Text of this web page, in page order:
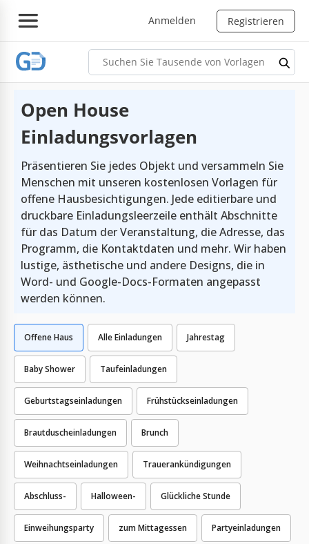
Anmelden Registrieren
Open House
Einladungsvorlagen
Präsentieren Sie jedes Objekt und versammeln Sie
Menschen mit unseren kostenlosen Vorlagen für
offene Hausbesichtigungen. Jede editierbare und
druckbare Einladungsleerzeile enthält Abschnitte
für das Datum der Veranstaltung, die Adresse, das
Programm, die Kontaktdaten und mehr. Wir haben
lustige, ästhetische und andere Designs, die in
Word- und Google-Docs-Formaten angepasst
werden können.
Alle Einladungen Jahrestag
Baby Shower Taufeinladungen
Geburtstagseinladungen Frühstückseinladungen
Brautduscheinladungen Brunch
Weihnachtseinladungen Trauerankündigungen
Abschluss- Halloween- Glückliche Stunde
Einweihungsparty zum Mittagessen
Offene Haus
Partyeinladungen